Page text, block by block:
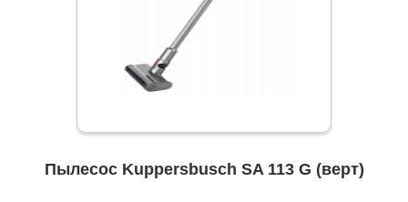
Пылесос Kuppersbusch SA 113 G (верт)